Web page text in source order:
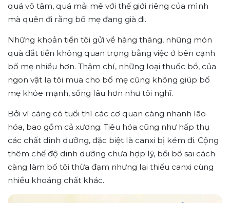
quá vô tâm, quá mải mê với thế giới riêng của mình
mà quên đi rằng bố mẹ đang già đi.
Những khoản tiền tôi gửi về hàng tháng, những món
quà đắt tiền không quan trọng bằng việc ở bên cạnh
bố mẹ nhiều hơn. Thậm chí, những loại thuốc bổ, của
ngon vật lạ tôi mua cho bố mẹ cũng không giúp bố
mẹ khỏe mạnh, sống lâu hơn như tôi nghĩ.
Bởi vì càng có tuổi thì các cơ quan càng nhanh lão
hóa, bao gồm cả xương. Tiêu hóa cũng như hấp thụ
các chất dinh dưỡng, đặc biệt là canxi bị kém đi. Cộng
thêm chế độ dinh dưỡng chưa hợp lý, bồi bổ sai cách
càng làm bố tôi thừa đạm nhưng lại thiếu canxi cùng
nhiều khoáng chất khác.